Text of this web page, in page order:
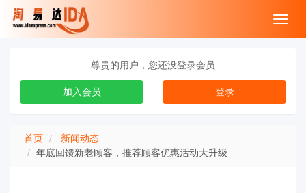
尊贵的用户，您还没登录会员
加入会员 登录
首页
新闻动态
年底回馈新老顾客，推荐顾客优惠活动大升级